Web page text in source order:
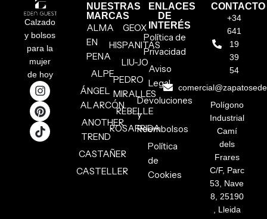
Calzado
y bolsos
para la
mujer
de hoy
NUESTRAS
MARCAS
ALMA
EN
PENA
ALPE
ÁNGEL
ALARCÓN
ANOTHER
TREND
CASTAÑER
CASTELLER
GEOX
HISPANITAS
LIU-JO
PEDRO
MIRALLES
REBELLE
ROSAFRIDA
ENLACES
DE
INTERÉS
Política de
Privacidad
Aviso
Legal
Devoluciones
y
Reembolsos
Política
de
Cookies
CONTACTO
+34
641
19
39
54
Polígono
Industrial
Camí
dels
Frares
C/F, Parc
53, Nave
8, 25190
, Lleida